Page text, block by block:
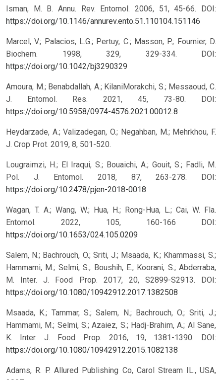
Isman, M. B. Annu. Rev. Entomol. 2006, 51, 45-66. DOI:
https://doi.org/10.1146/annurev.ento.51.110104.151146
Marcel, V.; Palacios, L.G.; Pertuy, C.; Masson, P.; Fournier, D.
Biochem. 1998, 329, 329-334. DOI:
https://doi.org/10.1042/bj3290329
Amoura, M.; Benabdallah, A.; KilaniMorakchi, S.; Messaoud, C.
J. Entomol. Res. 2021, 45, 73-80. DOI:
https://doi.org/10.5958/0974-4576.2021.00012.8
Heydarzade, A.; Valizadegan, O.; Negahban, M.; Mehrkhou, F.
J. Crop Prot. 2019, 8, 501-520.
Lougraimzi, H.; El Iraqui, S.; Bouaichi, A.; Gouit, S.; Fadli, M.
Pol. J. Entomol. 2018, 87, 263-278. DOI:
https://doi.org/10.2478/pjen-2018-0018
Wagan, T. A.; Wang, W.; Hua, H.; Rong-Hua, L.; Cai, W. Fla.
Entomol. 2022, 105, 160-166 DOI:
https://doi.org/10.1653/024.105.0209
Salem, N.; Bachrouch, O.; Sriti, J.; Msaada, K.; Khammassi, S.;
Hammami, M.; Selmi, S.; Boushih, E.; Koorani, S.; Abderraba,
M. Inter. J. Food Prop. 2017, 20, S2899-S2913. DOI:
https://doi.org/10.1080/10942912.2017.1382508
Msaada, K.; Tammar, S.; Salem, N.; Bachrouch, O.; Sriti, J.;
Hammami, M.; Selmi, S.; Azaiez, S.; Hadj-Brahim, A.; Al Sane,
K. Inter. J. Food Prop. 2016, 19, 1381-1390. DOI:
https://doi.org/10.1080/10942912.2015.1082138
Adams, R. P. Allured Publishing Co, Carol Stream IL., USA,